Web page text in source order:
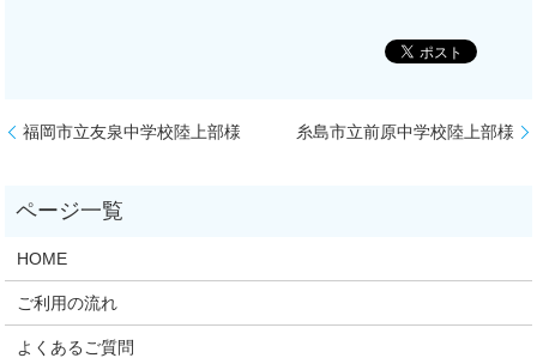
福岡市立友泉中学校陸上部様 糸島市立前原中学校陸上部様
HOME
ご利用の流れ
よくあるご質問